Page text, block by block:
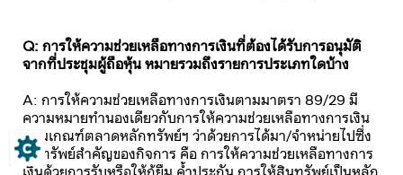
Q: การให้ความช่วยเหลือทางการเงินที่ต้องได้รับการอนุมัติ
จากที่ประชุมผู้ถือหุ้น หมายรวมถึงรายการประเภทใดบ้าง
A: การให้ความช่วยเหลือทางการเงินตามมาตรา 89/29 มี
ความหมายทำนองเดียวกับการให้ความช่วยเหลือทางการเงิน
ตามเกณฑ์ตลาดหลักทรัพย์ฯ ว่าด้วยการได้มา/จำหน่ายไปซึ่ง
สินทรัพย์สำคัญของกิจการ คือ การให้ความช่วยเหลือทางการ